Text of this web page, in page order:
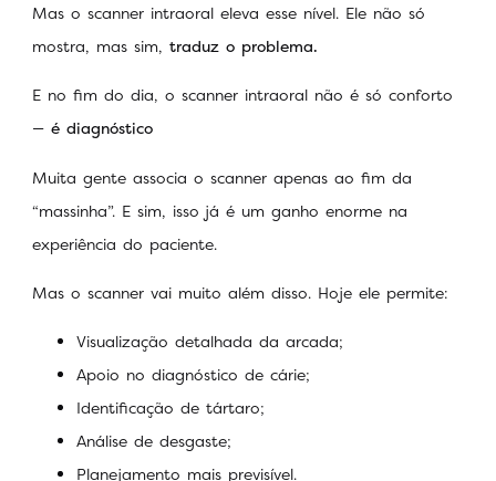
Mas o scanner intraoral eleva esse nível. Ele não só
mostra, mas sim, traduz o problema.
E no fim do dia, o scanner intraoral não é só conforto
— é diagnóstico
Muita gente associa o scanner apenas ao fim da
“massinha”. E sim, isso já é um ganho enorme na
experiência do paciente.
Mas o scanner vai muito além disso. Hoje ele permite:
Visualização detalhada da arcada;
Apoio no diagnóstico de cárie;
Identificação de tártaro;
Análise de desgaste;
Planejamento mais previsível.